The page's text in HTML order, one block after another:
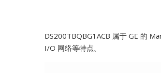
DS200TBQBG1ACB 属于 GE 的
I/O 网络等特点。